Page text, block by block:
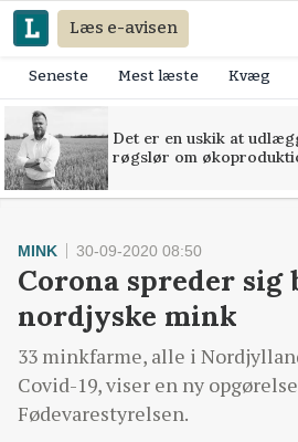
Læs e-avisen
Seneste Mest læste Kvæg
Det er en uskik at
røgslør om
MINK 30-09-2020 08:50
Corona spreder sig
nordjyske mink
33 minkfarme, alle i
Covid-19, viser en ny
Fødevarestyrelsen.